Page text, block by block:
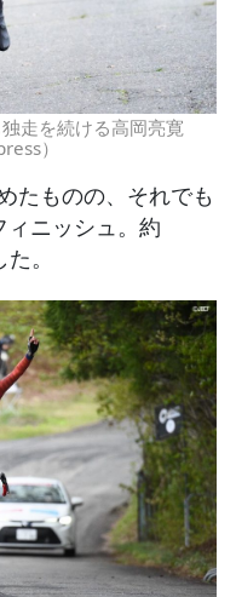
走を続ける高岡亮寛
）
たものの、それでも
ニッシュ。約
。